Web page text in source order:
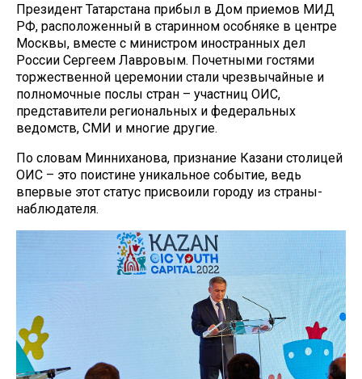
Президент Татарстана прибыл в Дом приемов МИД
РФ, расположенный в старинном особняке в центре
Москвы, вместе с министром иностранных дел
России Сергеем Лавровым. Почетными гостями
торжественной церемонии стали чрезвычайные и
полномочные послы стран – участниц ОИС,
представители региональных и федеральных
ведомств, СМИ и многие другие.
По словам Минниханова, признание Казани столицей
ОИС – это поистине уникальное событие, ведь
впервые этот статус присвоили городу из страны-
наблюдателя.